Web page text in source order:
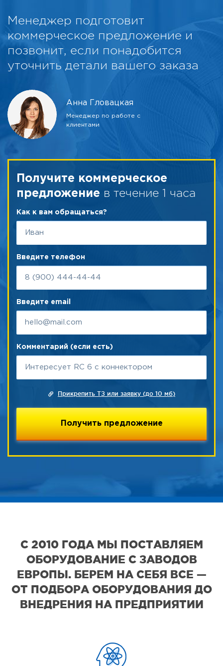
Менеджер подготовит
коммерческое предложение и
позвонит, если понадобится
уточнить детали вашего заказа
Анна Гловацкая
Менеджер по работе с
клиентами
Получите коммерческое
предложение в течение 1 часа
Как к вам обращаться?
Введите телефон
Введите email
Комментарий (если есть)
Прикрепить ТЗ или заявку (до 10 мб)
С 2010 ГОДА МЫ ПОСТАВЛЯЕМ
ОБОРУДОВАНИЕ С ЗАВОДОВ
ЕВРОПЫ. БЕРЕМ НА СЕБЯ ВСЕ —
ОТ ПОДБОРА ОБОРУДОВАНИЯ ДО
ВНЕДРЕНИЯ НА ПРЕДПРИЯТИИ